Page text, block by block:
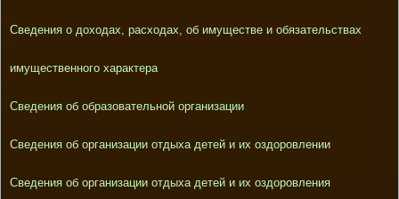
Сведения о доходах, расходах, об имуществе и обязательствах
имущественного характера
Сведения об образовательной организации
Сведения об организации отдыха детей и их оздоровлении
Сведения об организации отдыха детей и их оздоровления